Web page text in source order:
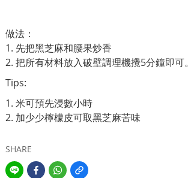
做法：
1. 先把黑芝麻和腰果炒香
2. 把所有材料放入破壁調理機攪5分鐘即可。
Tips:
1. 米可預先浸數小時
2. 加少少檸檬皮可取黑芝麻苦味
SHARE